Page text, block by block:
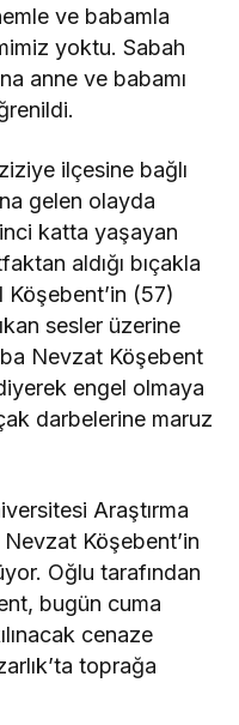
ve babamla
yoktu. Sabah
anne ve babamı
ilçesine bağlı
gelen olayda
katta yaşayan
aldığı bıçakla
(57)
sesler üzerine
Nevzat Köşebent
engel olmaya
darbelerine maruz
Araştırma
Nevzat Köşebent’in
Oğlu tarafından
bugün cuma
cenaze
toprağa